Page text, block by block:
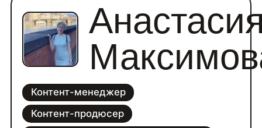
Контент-менеджер
Контент-продюсер